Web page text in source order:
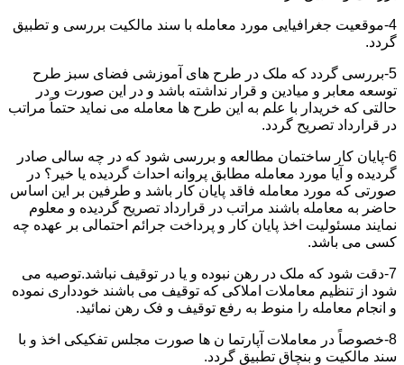
4-موقعیت جغرافیایی مورد معامله با سند مالکیت بررسی و تطبیق
گردد.
5-بررسی گردد که ملک در طرح های آموزشی فضای سبز طرح
توسعه معابر و میادین و قرار نداشته باشد و در این صورت و در
حالتی که خریدار با علم به این طرح ها معامله می نماید حتماً مراتب
در قرارداد تصریح گردد.
6-پایان کار ساختمان مطالعه و بررسی شود که در چه سالی صادر
گردیده و آیا مورد معامله مطابق پروانه احداث گردیده یا خیر؟ در
صورتی که مورد معامله فاقد پایان کار باشد و طرفین بر این اساس
حاضر به معامله باشند مراتب در قرارداد تصریح گردیده و معلوم
نمایند مسئولیت اخذ پایان کار و پرداخت جرائم احتمالی بر عهده چه
کسی می باشد.
7-دقت شود که ملک در رهن نبوده و یا در توقیف نباشد.توصیه می
شود از تنظیم معاملات املاکی که توقیف می باشند خودداری نموده
و انجام معامله را منوط به رفع توقیف و فک رهن نمائید.
8-خصوصاً در معاملات آپارتما ن ها صورت مجلس تفکیکی اخذ و با
سند مالکیت و بنچاق تطبیق گردد.